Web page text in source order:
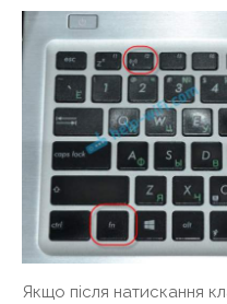
Якщо після натискання